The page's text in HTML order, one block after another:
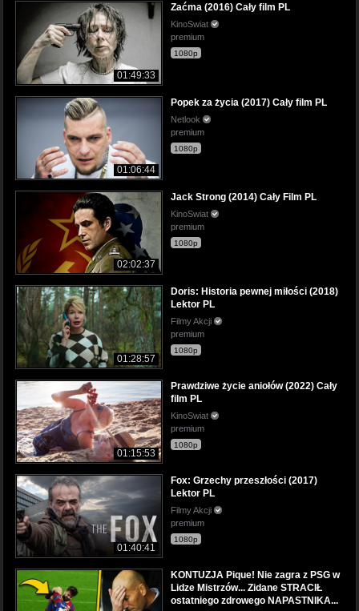
01:49:33
Zaćma (2016) Cały film PL
KinoSwiat
premium
1080p
01:06:44
Popek za życia (2017) Cały film PL
Netlook
premium
1080p
02:02:37
Jack Strong (2014) Cały Film PL
KinoSwiat
premium
1080p
01:28:57
Doris: Historia pewnej miłości (2018)
Lektor PL
Filmy Akcji
premium
1080p
01:15:53
Prawdziwe życie aniołów (2022) Cały
film PL
KinoSwiat
premium
1080p
01:40:41
Fox: Grzechy przeszłości (2017)
Lektor PL
Filmy Akcji
premium
1080p
KONTUZJA Pique! Nie zagra z PSG w
Lidze Mistrzów... Zidane STRACIŁ
ostatniego zdrowego NAPASTNIKA...